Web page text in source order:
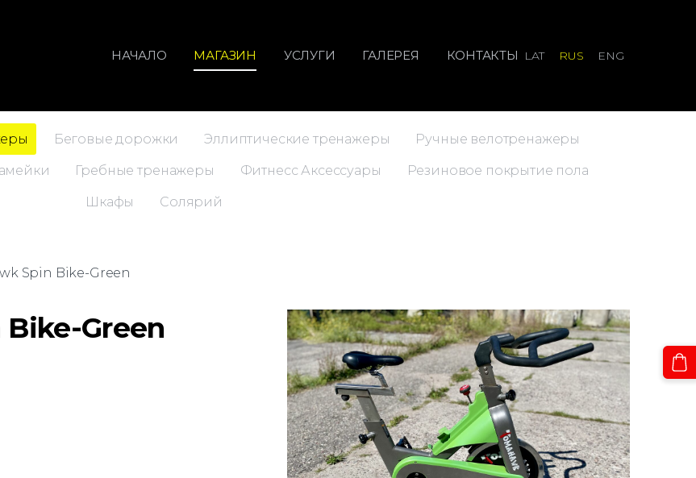
НАЧАЛО МАГАЗИН УСЛУГИ ГАЛЕРЕЯ КОНТАКТЫ LAT RUS ENG
Беговые дорожки Эллиптические тренажеры Ручные велотренажеры
Гребные тренажеры Фитнесс Аксессуары Резиновое покрытие пола
Шкафы Солярий
Spin Bike-Green
Green